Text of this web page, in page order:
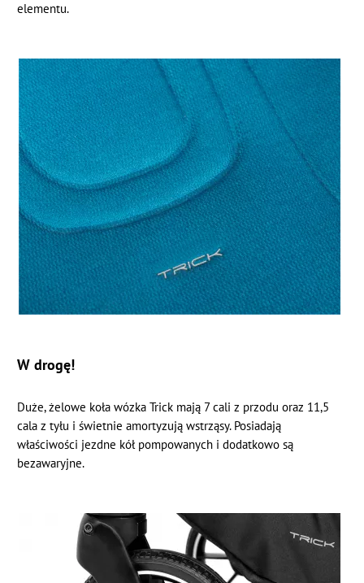
elementu.
W drogę!
Duże, żelowe koła wózka Trick mają 7 cali z przodu oraz 11,5
cala z tyłu i świetnie amortyzują wstrząsy. Posiadają
właściwości jezdne kół pompowanych i dodatkowo są
bezawaryjne.